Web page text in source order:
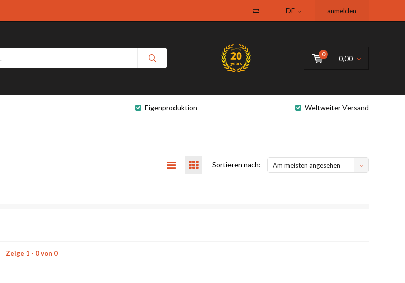
DE anmelden
0
0,00
Eigenproduktion Weltweiter Versand
Sortieren nach: Am meisten angesehen
Zeige 1 - 0 von 0